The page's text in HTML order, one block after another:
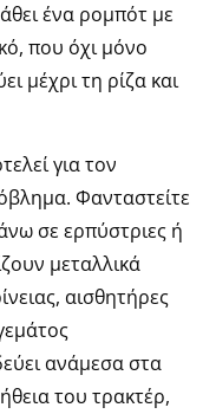
ένα ρομπότ με
που όχι μόνο
μέχρι τη ρίζα και
για τον
Φανταστείτε
σε ερπύστριες ή
μεταλλικά
αισθητήρες
ανάμεσα στα
του τρακτέρ,